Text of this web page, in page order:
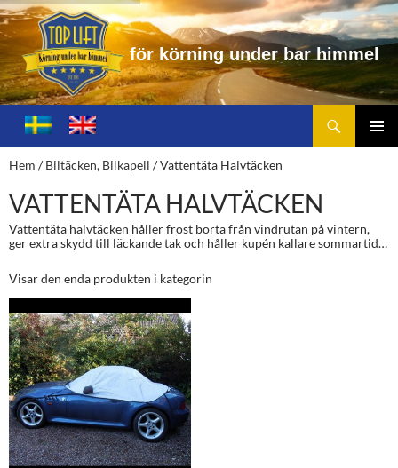
för körning under bar himme
Toplift.se – för körning under bar himmel
HOPPA
TILL
INNEHÅLL
Hem /Biltäcken, Bilkapell / Vattentäta Halvtäcken
VATTENTÄTA HALVTÄCKEN
Vattentäta halvtäcken håller frost borta från vindrutan på vintern,
ger extra skydd till läckande tak och håller kupén kallare sommartid…
Visar den enda produkten i kategorin